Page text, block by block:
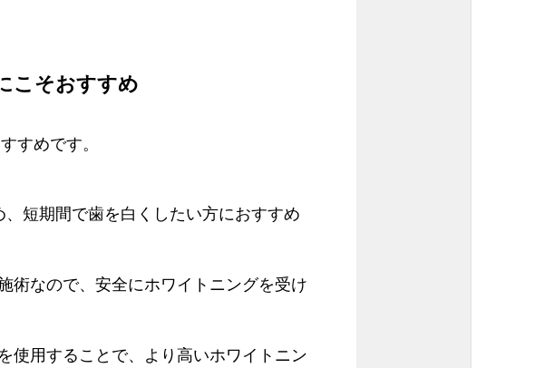
こそおすすめ
すめです。
短期間で歯を白くしたい方におすすめ
術なので、安全にホワイトニングを受け
使用することで、より高いホワイトニン